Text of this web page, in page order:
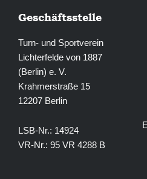
Geschäftsstelle
Turn- und Sportverein
Lichterfelde von 1887
(Berlin) e. V.
Krahmerstraße 15
12207 Berlin
LSB-Nr.: 14924
VR-Nr.: 95 VR 4288 B